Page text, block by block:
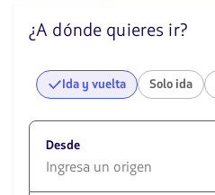
¿A dónde quieres ir?
Ida y vuelta Solo ida
Desde